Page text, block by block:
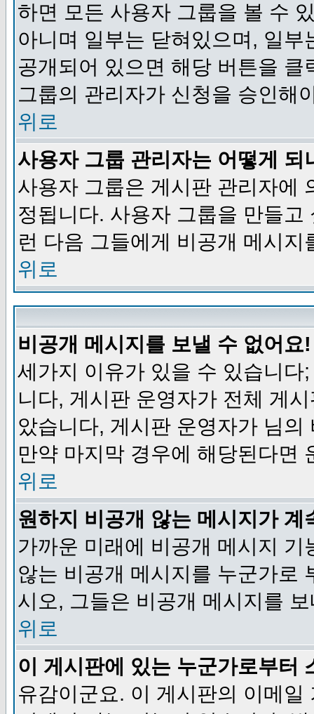
하면 모든 사용자 그룹을 볼 수
아니며 일부는 닫혀있으며, 일
공개되어 있으면 해당 버튼을
그룹의 관리자가 신청을 승인해
위로
사용자 그룹 관리자는 어떻게 되
사용자 그룹은 게시판 관리자에
정됩니다. 사용자 그룹을 만들
런 다음 그들에게 비공개 메시지
위로
비공개 메시지를 보낼 수 없어요!
세가지 이유가 있을 수 있습니
니다, 게시판 운영자가 전체 게
았습니다, 게시판 운영자가 님
만약 마지막 경우에 해당된다면
위로
원하지 비공개 않는 메시지가 계
가까운 미래에 비공개 메시지
않는 비공개 메시지를 누군가로
시오, 그들은 비공개 메시지를
위로
이 게시판에 있는 누군가로부터
유감이군요. 이 게시판의 이메